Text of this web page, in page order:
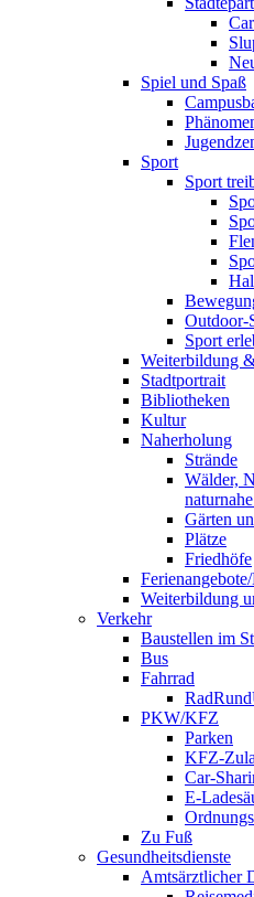
Spiel und Spaß
Sport
Sport
Outdoor-
Sport
Weiterbildung
Stadtportrait
Bibliotheken
Kultur
Naherholung
Strände
Wälder,
Gärten
Plätze
Friedhöfe
Weiterbildung
Verkehr
Baustellen im
Bus
Fahrrad
PKW/KFZ
Parken
KFZ-
Car-
E-
Zu Fuß
Gesundheitsdienste
Amtsärztlicher